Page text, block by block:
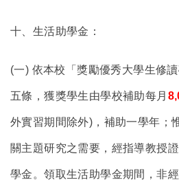
十、生活助學金：
(一) 依本校「獎勵優秀大學生修
五條，獲獎學生由學校補助每月
外實習期間除外)，補助一學年；
關主題研究之需要，經指導教授
學金。領取生活助學金期間，非